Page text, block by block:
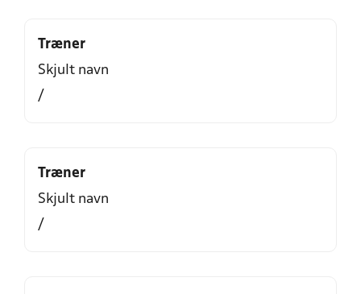
Træner
Skjult navn
/
Træner
Skjult navn
/